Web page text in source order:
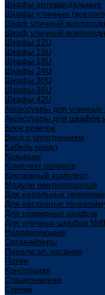
Шкафы антивандальные
Шкафы уличные
Шкаф уличный
Шкаф уличный
Шкафы 12U
Шкафы 15U
Шкафы 18U
Шкафы 24U
Шкафы 30U
Шкафы 36U
Шкафы 42U
Аксессуары для
Аксессуары для шкафов
Блок розеток
Ввод с уплотнением
Кабель канал
Козырьки
Комплект роликов
Крепежный комплект
Модули вентиляторные
Для напольных
Для настенных
Для серверных шкафов
Для уличных шкафов
Направляющие
Органайзеры
Панели эл. питания
Полки
Консольная
Стационарная
Стенки